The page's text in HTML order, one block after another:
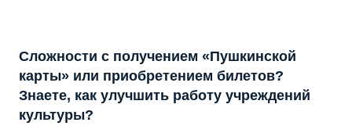
Сложности с получением «Пушкинской
карты» или приобретением билетов?
Знаете, как улучшить работу учреждений
культуры?